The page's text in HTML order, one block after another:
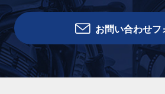
お問い合わせフ